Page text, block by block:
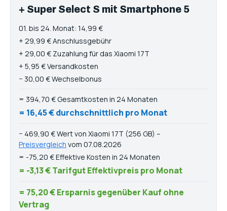
+ Super Select S mit Smartphone 5
01. bis 24. Monat: 14,99 €
+ 29,99 € Anschlussgebühr
+ 29,00 € Zuzahlung für das Xiaomi 17T
+ 5,95 € Versandkosten
− 30,00 € Wechselbonus
= 394,70 € Gesamtkosten in 24 Monaten
= 16,45 € durchschnittlich pro Monat
− 469,90 € Wert von Xiaomi 17T (256 GB) –
Preisvergleich vom 07.08.2026
= -75,20 € Effektive Kosten in 24 Monaten
= -3,13 € Tarifgut Effektivpreis pro Monat
= 75,20 € Ersparnis gegenüber Kauf ohne
Vertrag